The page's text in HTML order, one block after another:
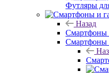
Футляры
Назад
Смартфоны
Смартфоны